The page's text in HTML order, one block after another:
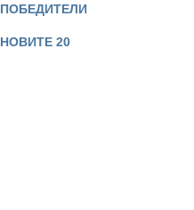
ПОБЕДИТЕЛИ
НОВИТЕ 20